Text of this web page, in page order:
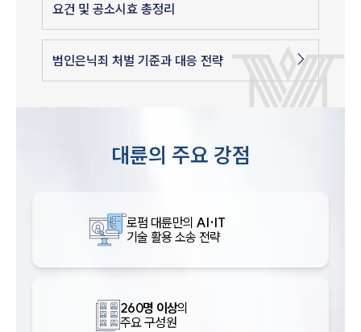
요건 및 공소시효 총정리
범인은닉죄 처벌 기준과 대응 전략
대륜의 주요 강점
로펌 대륜만의 AI·IT
기술 활용 소송 전략
260명 이상의
주요 구성원